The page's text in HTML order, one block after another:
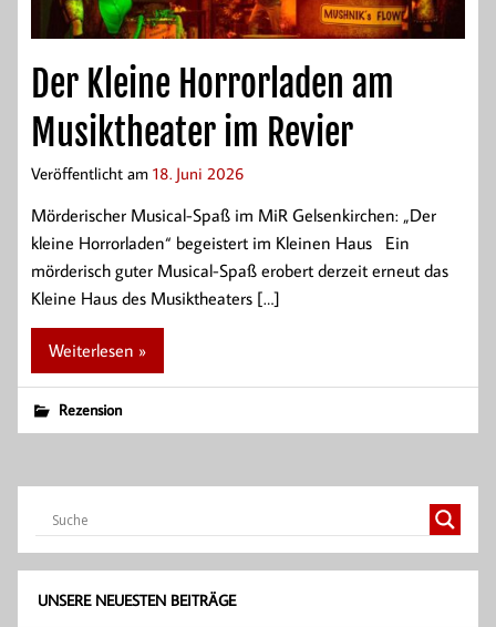
Der Kleine Horrorladen am
Musiktheater im Revier
Veröffentlicht am 18. Juni 2026
Mörderischer Musical-Spaß im MiR Gelsenkirchen: „Der
kleine Horrorladen“ begeistert im Kleinen Haus Ein
mörderisch guter Musical-Spaß erobert derzeit erneut das
Kleine Haus des Musiktheaters […]
Weiterlesen »
Rezension
UNSERE NEUESTEN BEITRÄGE